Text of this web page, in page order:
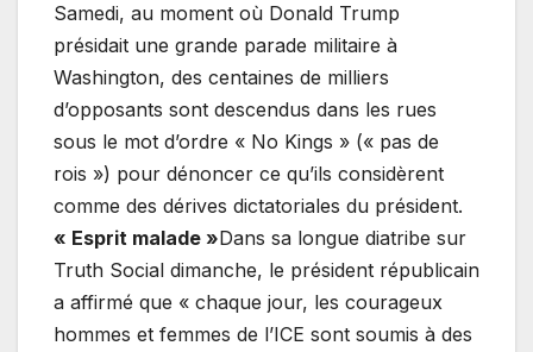
Samedi, au moment où Donald Trump
présidait une grande parade militaire à
Washington, des centaines de milliers
d’opposants sont descendus dans les rues
sous le mot d’ordre « No Kings » (« pas de
rois ») pour dénoncer ce qu’ils considèrent
comme des dérives dictatoriales du président.
« Esprit malade »Dans sa longue diatribe sur
Truth Social dimanche, le président républicain
a affirmé que « chaque jour, les courageux
hommes et femmes de l’ICE sont soumis à des